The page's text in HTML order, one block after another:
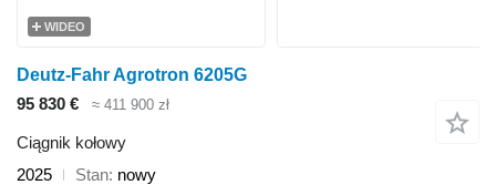
WIDEO
Deutz-Fahr Agrotron 6205G
95 830 €
≈ 411 900 zł
Ciągnik kołowy
2025
Stan nowy